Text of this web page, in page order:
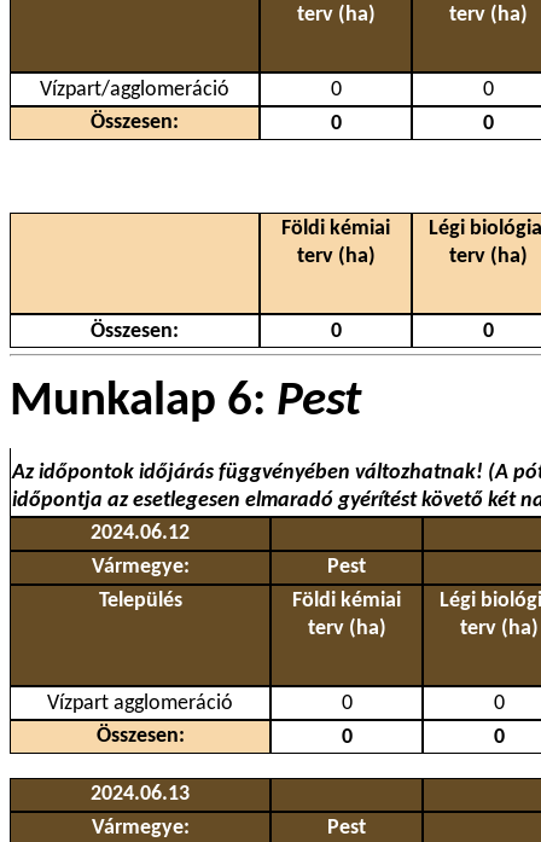
terv (ha)
terv (ha)
Vízpart/agglomeráció 0
0
Összesen:
0 0
Földi kémiai
terv (ha)
Légi
terv (ha)
Összesen: 0 0
Munkalap 6: Pest
Az időpontok időjárás függvényében változhatnak! (A
időpontja az esetlegesen elmaradó gyérítést követő két
2024.06.12
Vármegye:
Pest
Település
Földi kémiai
terv (ha)
Légi
terv (ha)
Vízpart agglomeráció 0
0
Összesen:
0 0
2024.06.13
Vármegye:
Pest